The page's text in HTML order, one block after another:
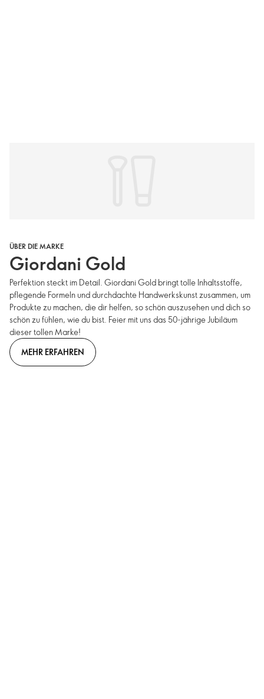
ÜBER DIE MARKE
Giordani Gold
Perfektion steckt im Detail. Giordani Gold bringt tolle Inhaltsstoffe,
pflegende Formeln und durchdachte Handwerkskunst zusammen, um
Produkte zu machen, die dir helfen, so schön auszusehen und dich so
schön zu fühlen, wie du bist. Feier mit uns das 50-jährige Jubiläum
dieser tollen Marke!
MEHR ERFAHREN